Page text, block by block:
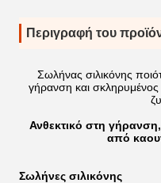
Περιγραφή του
Σωλήνας σιλικόνης
γήρανση και
Ανθεκτικό στη
από
Σωλήνες σιλικόνης